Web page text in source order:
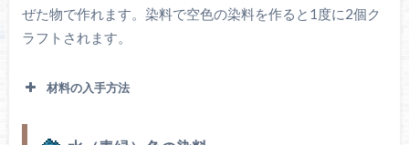
ぜた物で作れます。染料で空色の染料を作ると1度に2個ク
ラフトされます。
材料の入手方法